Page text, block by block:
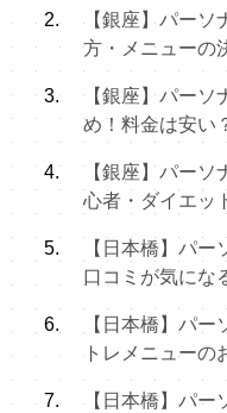
【銀座】パーソ
方・メニューの
【銀座】パーソ
め！料金は安い
【銀座】パーソ
心者・ダイエッ
【日本橋】パ
口コミが気にな
【日本橋】パ
トレメニューの
【日本橋】パー